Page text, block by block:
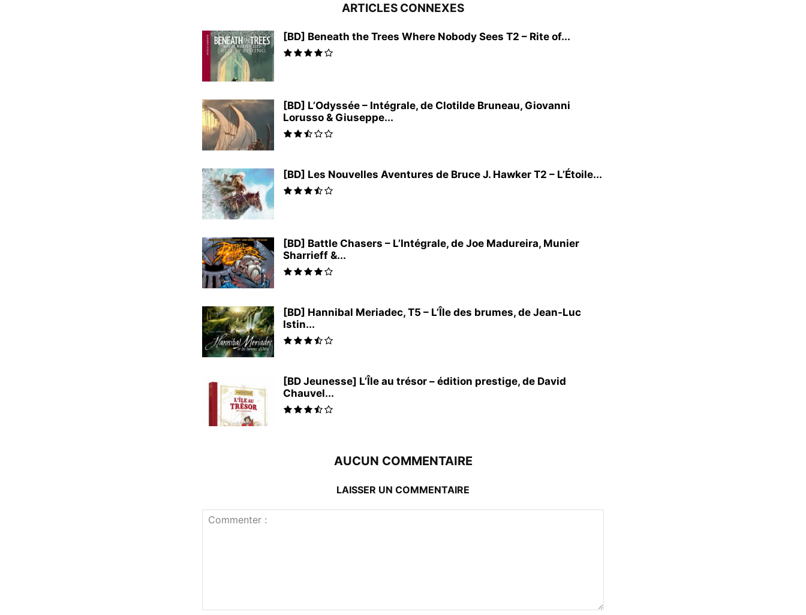
ARTICLES CONNEXES
[BD] Beneath the Trees Where Nobody Sees T2 – Rite of...
[BD] L’Odyssée – Intégrale, de Clotilde Bruneau, Giovanni
Lorusso & Giuseppe...
[BD] Les Nouvelles Aventures de Bruce J. Hawker T2 – L’Étoile...
[BD] Battle Chasers – L’Intégrale, de Joe Madureira, Munier
Sharrieff &...
[BD] Hannibal Meriadec, T5 – L’Île des brumes, de Jean-Luc
Istin...
[BD Jeunesse] L’Île au trésor – édition prestige, de David
Chauvel...
AUCUN COMMENTAIRE
LAISSER UN COMMENTAIRE